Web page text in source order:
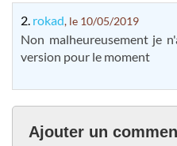
2. rokad, le 10/05/2019
Non malheureusement je
version pour le moment
Ajouter un